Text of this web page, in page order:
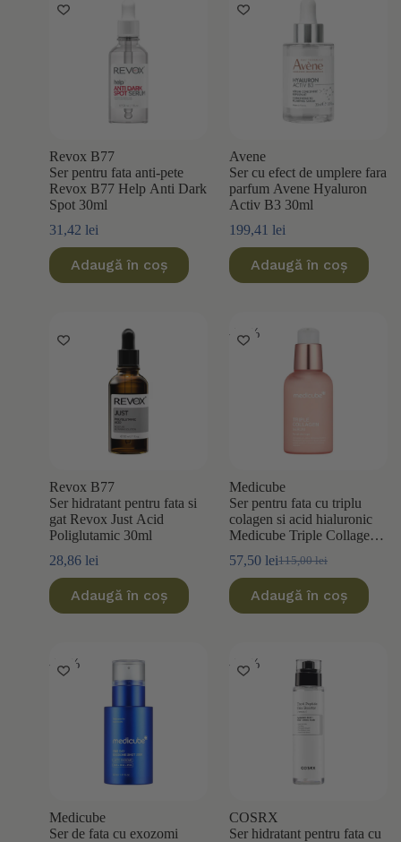
Revox B77
Ser pentru fata anti-pete
Revox B77 Help Anti Dark
Spot 30ml
31,42 lei
Adaugă în coș
Avene
Ser cu efect de umplere fara
parfum Avene Hyaluron
Activ B3 30ml
199,41 lei
Adaugă în coș
Revox B77
Ser hidratant pentru fata si
gat Revox Just Acid
Poliglutamic 30ml
28,86 lei
Adaugă în coș
-50%
Medicube
Ser pentru fata cu triplu
colagen si acid hialuronic
Medicube Triple Collagen
115,00lei
Prețul
a
fost:
57,50 leiPrețul
este:
57,50 lei.
Adaugă în coș
-30%
Medicube
Ser de fata cu exozomi
-20%
COSRX
Ser hidratant pentru fata cu